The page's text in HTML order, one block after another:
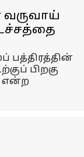
வருவாய்
பத்திரத்தின்
பிறகு
என்ற